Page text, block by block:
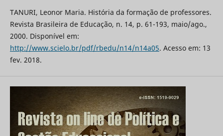
TANURI, Leonor Maria. História da formação de professores.
Revista Brasileira de Educação, n. 14, p. 61-193, maio/ago.,
2000. Disponível em:
http://www.scielo.br/pdf/rbedu/n14/n14a05. Acesso em: 13
fev. 2018.